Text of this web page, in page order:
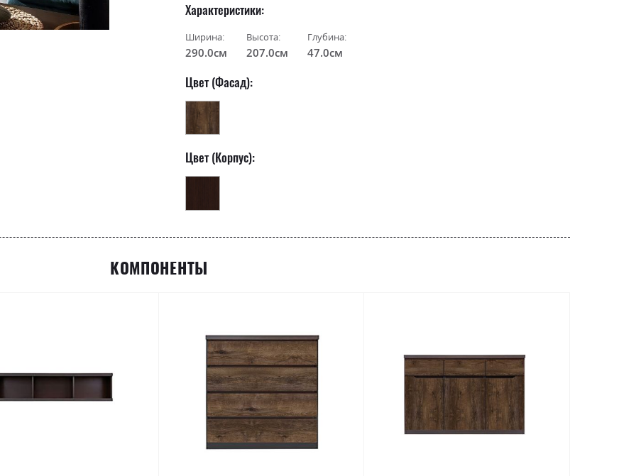
Характеристики
Ширина:
290.0см
Высота:
207.0см
Глубина:
47.0см
Цвет (Фасад):
Цвет (Корпус):
КОМПОНЕНТЫ